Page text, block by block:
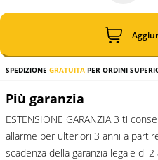
5
quantità
SPEDIZIONE GRATUITA PER ORDINI
Più garanzia
ESTENSIONE GARANZIA 3 ti
allarme per ulteriori 3 anni a
scadenza della garanzia legale di